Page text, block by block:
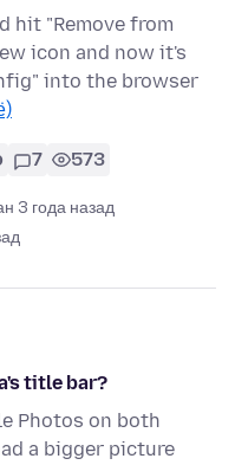
hit "Remove from
icon and now it's
into the browser
7 573
3 года назад
title bar?
Photos on both
a bigger picture